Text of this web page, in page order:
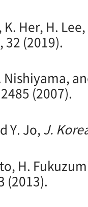
Her, H.
, 32 (2019).
Nishiyama,
(2007).
Y. Jo,J.
H.
(2013).